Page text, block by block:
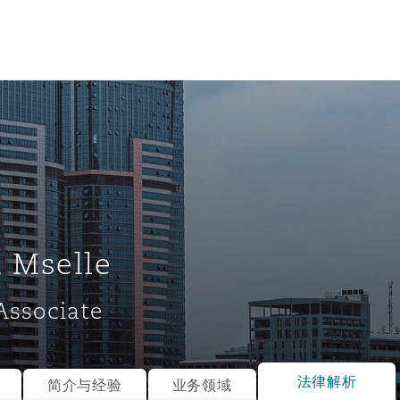
Mselle
简介与经验 业务领域 法律解析